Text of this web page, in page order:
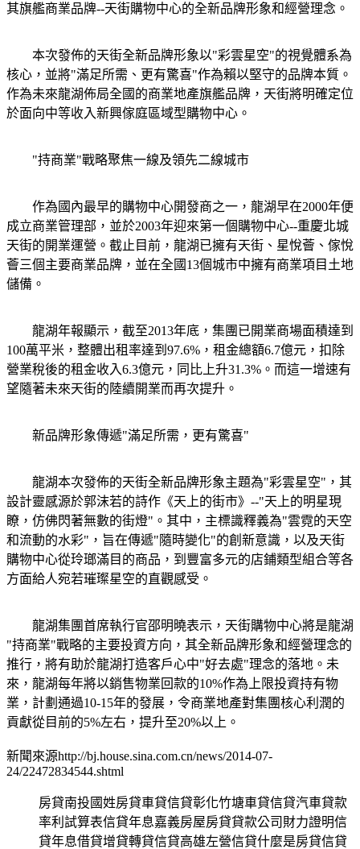
其旗艦商業品牌--天街購物中心的全新品牌形象和經營理念。
本次發佈的天街全新品牌形象以"彩雲星空"的視覺體系為
核心，並將"滿足所需、更有驚喜"作為賴以堅守的品牌本質。
作為未來龍湖佈局全國的商業地產旗艦品牌，天街將明確定位
於面向中等收入新興傢庭區域型購物中心。
"持商業"戰略聚焦一線及領先二線城市
作為國內最早的購物中心開發商之一，龍湖早在2000年便
成立商業管理部，並於2003年迎來第一個購物中心--重慶北城
天街的開業運營。截止目前，龍湖已擁有天街、星悅薈、傢悅
薈三個主要商業品牌，並在全國13個城市中擁有商業項目土地
儲備。
龍湖年報顯示，截至2013年底，集團已開業商場面積達到
100萬平米，整體出租率達到97.6%，租金總額6.7億元，扣除
營業稅後的租金收入6.3億元，同比上升31.3%。而這一增速有
望隨著未來天街的陸續開業而再次提升。
新品牌形象傳遞"滿足所需，更有驚喜"
龍湖本次發佈的天街全新品牌形象主題為"彩雲星空"，其
設計靈感源於郭沫若的詩作《天上的街市》--"天上的明星現
瞭，仿佛閃著無數的街燈"。其中，主標識釋義為"雲霓的天空
和流動的水彩"，旨在傳遞"隨時變化"的創新意識，以及天街
購物中心從玲瑯滿目的商品，到豐富多元的店鋪類型組合等各
方面給人宛若璀璨星空的直觀感受。
龍湖集團首席執行官邵明曉表示，天街購物中心將是龍湖
"持商業"戰略的主要投資方向，其全新品牌形象和經營理念的
推行，將有助於龍湖打造客戶心中"好去處"理念的落地。未
來，龍湖每年將以銷售物業回款的10%作為上限投資持有物
業，計劃通過10-15年的發展，令商業地產對集團核心利潤的
貢獻從目前的5%左右，提升至20%以上。
新聞來源http://bj.house.sina.com.cn/news/2014-07-
24/22472834544.shtml
房貸南投國姓房貸車貸信貸彰化竹塘車貸信貸汽車貸款
率利試算表信貸年息嘉義房屋房貸貸款公司財力證明信
貸年息借貸增貸轉貸信貸高雄左營信貸什麼是房貸信貸